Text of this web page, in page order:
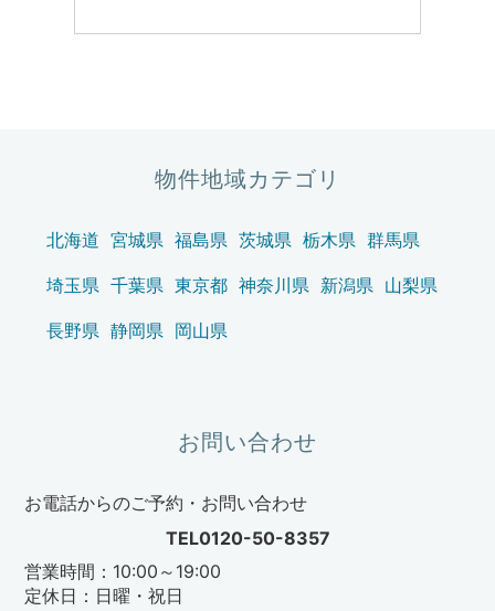
物件地域カテゴリ
北海道 宮城県 福島県 茨城県 栃木県 群馬県
埼玉県 千葉県 東京都 神奈川県 新潟県 山梨県
長野県 静岡県 岡山県
お問い合わせ
お電話からのご予約・お問い合わせ
TEL0120-50-8357
営業時間：10:00～19:00
定休日：日曜・祝日